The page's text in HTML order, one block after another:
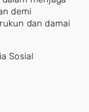
demi
dan damai
Sosial